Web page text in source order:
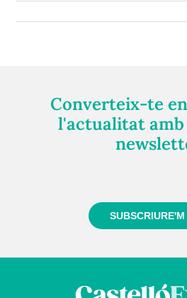
Converteix-te
l'actualitat
SUBSCRIURE'M